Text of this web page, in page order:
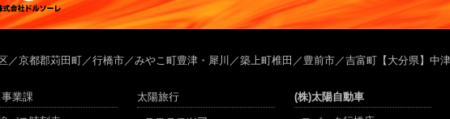
／京都郡苅田町／行橋市／みやこ町豊津・犀川／築上町椎田／豊前市／吉富町【大分県】中
業課 太陽旅行 (株)太陽自動車